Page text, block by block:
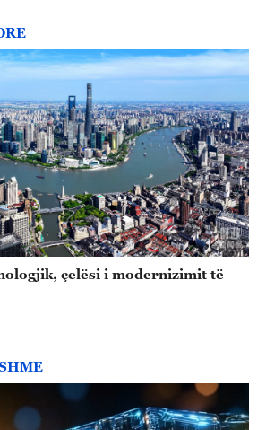
çelësi i modernizimit të